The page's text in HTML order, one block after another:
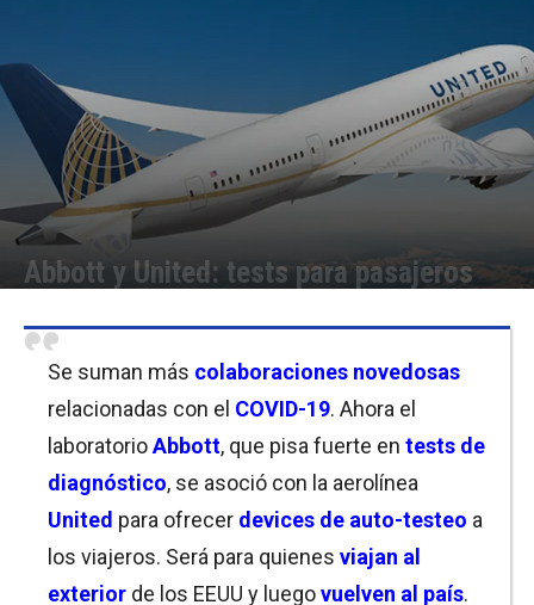
Abbott y United: tests para pasajeros
Se suman más colaboraciones novedosas
relacionadas con el COVID-19. Ahora el
laboratorioAbbott, que pisa fuerte en tests de
diagnóstico, se asoció con la aerolínea
United para ofrecer devices de auto-testeo a
los viajeros. Será para quienes viajan al
exterior de los EEUU y luegovuelven al país.